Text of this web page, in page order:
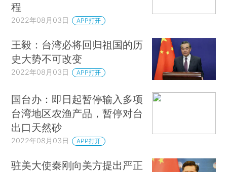
程
2022年08月03日 APP打开
王毅：台湾必将回归祖国的历
史大势不可改变
2022年08月03日 APP打开
国台办：即日起暂停输入多项
台湾地区农渔产品，暂停对台
出口天然砂
2022年08月03日 APP打开
驻美大使秦刚向美方提出严正